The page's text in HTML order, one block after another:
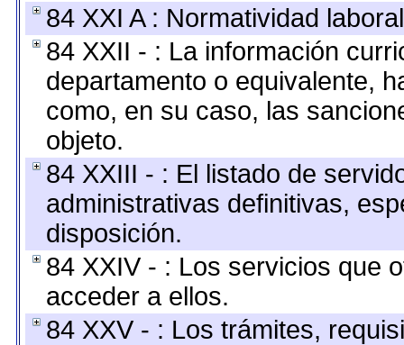
84 XXI A : Normatividad
84 XXII - : La información
departamento o equivalente,
como, en su caso, las
objeto.
84 XXIII - : El listado de
administrativas definitivas,
disposición.
84 XXIV - : Los servicios que
acceder a ellos.
84 XXV - : Los trámites,